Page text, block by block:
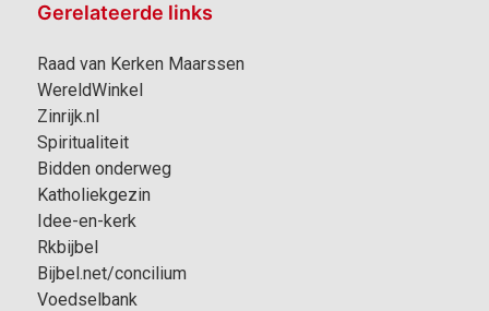
Gerelateerde links
Raad van Kerken Maarssen
WereldWinkel
Zinrijk.nl
Spiritualiteit
Bidden onderweg
Katholiekgezin
Idee-en-kerk
Rkbijbel
Bijbel.net/concilium
Voedselbank